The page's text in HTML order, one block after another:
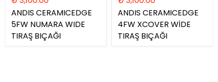
ANDIS CERAMICEDGE
5FW NUMARA WIDE
TIRAŞ BIÇAĞI
ANDIS CERAMICEDGE
4FW XCOVER WİDE
TIRAŞ BIÇAĞI